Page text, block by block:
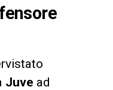
Juve ad